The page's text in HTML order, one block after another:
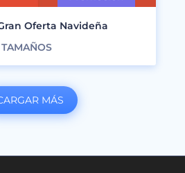
Oferta Navideña
TAMAÑOS
MÁS